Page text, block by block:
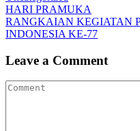
Navigasi
pos
HARI PRAMUKA
RANGKAIAN KEGIATAN
INDONESIA KE-77
Leave a Comment